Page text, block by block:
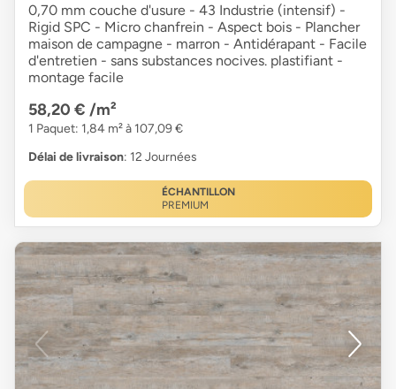
0,70 mm couche d'usure - 43 Industrie (intensif) -
Rigid SPC - Micro chanfrein - Aspect bois - Plancher
maison de campagne - marron - Antidérapant - Facile
d'entretien - sans substances nocives. plastifiant -
montage facile
58,20 € /m²
1 Paquet: 1,84 m² à 107,09 €
Délai de livraison: 12 Journées
ÉCHANTILLON
PREMIUM